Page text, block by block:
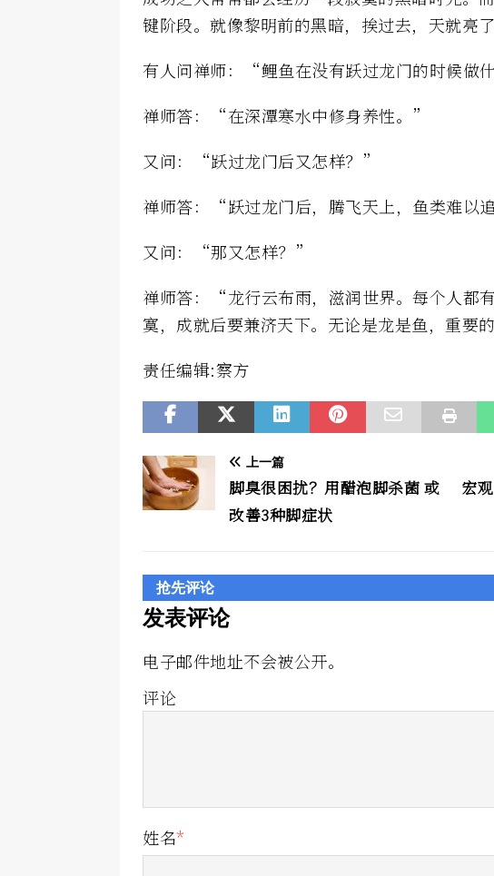
键阶段。就像黎明前的黑暗，挨过去，天就亮了
有人问禅师：“鲤鱼在没有跃过龙门的时候做
禅师答：“在深潭寒水中修身养性。”
又问：“跃过龙门后又怎样？”
禅师答：“跃过龙门后，腾飞天上，鱼类难以
又问：“那又怎样？”
禅师答：“龙行云布雨，滋润世界。每个人都
寞，成就后要兼济天下。无论是龙是鱼，重要
责任编辑:察方
上一篇
脚臭很困扰？用醋泡脚杀菌 或
改善3种脚症状
宏
抢先评论
发表评论
电子邮件地址不会被公开。
评论
姓名*